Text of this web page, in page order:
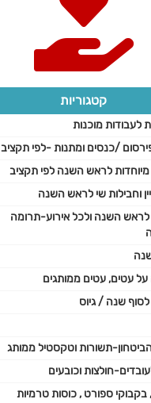
קטגוריות
לעבודות מוכנות
/כנסים ומתנות -לפי תקציב
לראש השנה לפי תקציב
וחבילות שי לראש השנה
השנה ולכל אירוע-תרומה
עטים, עטים ממותגים
שנה / גיוס
תשורות וטקסטיל ממותג
חולצות וכובעים
בקבוקי ספורט , כוסות טרמיות